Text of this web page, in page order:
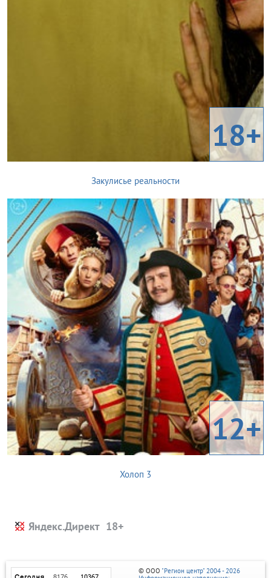
18+
Закулисье реальности
12+
Холоп 3
Яндекс.Директ
© ООО "Регион центр" 2004 - 2026